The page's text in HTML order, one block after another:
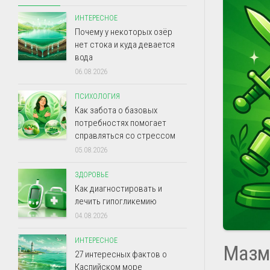
ИНТЕРЕСНОЕ
Почему у некоторых озёр
нет стока и куда девается
вода
06.08.2026
ПСИХОЛОГИЯ
Как забота о базовых
потребностях помогает
справляться со стрессом
05.08.2026
ЗДОРОВЬЕ
Как диагностировать и
лечить гипогликемию
04.08.2026
ИНТЕРЕСНОЕ
27 интересных фактов о
Каспийском море